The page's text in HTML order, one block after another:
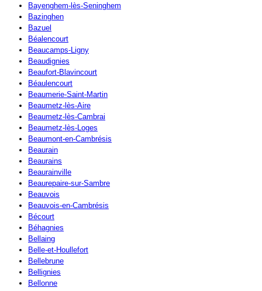
Bayenghem-lès-Seninghem
Bazinghen
Bazuel
Béalencourt
Beaucamps-Ligny
Beaudignies
Beaufort-Blavincourt
Béaulencourt
Beaumerie-Saint-Martin
Beaumetz-lès-Aire
Beaumetz-lès-Cambrai
Beaumetz-lès-Loges
Beaumont-en-Cambrésis
Beaurain
Beaurains
Beaurainville
Beaurepaire-sur-Sambre
Beauvois
Beauvois-en-Cambrésis
Bécourt
Béhagnies
Bellaing
Belle-et-Houllefort
Bellebrune
Bellignies
Bellonne